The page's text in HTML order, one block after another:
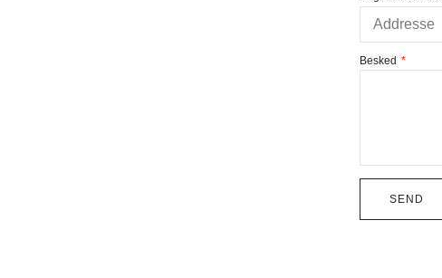
Besked
SEND